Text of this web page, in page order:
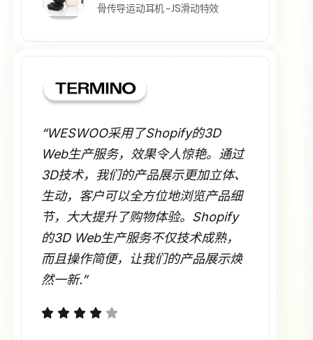
骨传导运动耳机 - JS滑动特效
“WESWOO采用了Shopify的3D
Web生产服务，效果令人惊艳。通过
3D技术，我们的产品展示更加立体、
生动，客户可以全方位地浏览产品细
节，大大提升了购物体验。Shopify
的3D Web生产服务不仅技术成熟，
而且操作简便，让我们的产品展示焕
然一新.”